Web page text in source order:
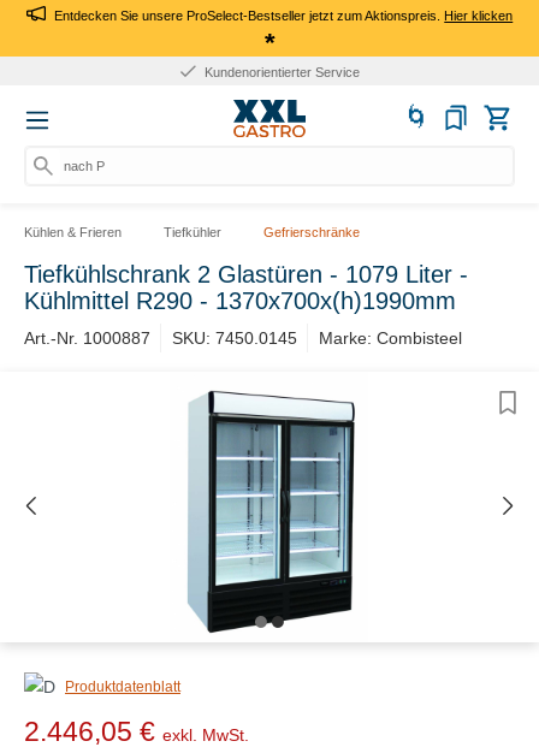
Entdecken Sie unsere ProSelect-Bestseller jetzt zum Aktionspreis.Hier klicken
*
10+ Jahre Erfahrung
nach Pro
Kühlen & Frieren Tiefkühler Gefrierschränke
Tiefkühlschrank 2 Glastüren - 1079 Liter -
Kühlmittel R290 - 1370x700x(h)1990mm
Art.-Nr. 1000887 SKU: 7450.0145 Marke: Combisteel
Produktdatenblatt
2.446,05 € exkl. MwSt.